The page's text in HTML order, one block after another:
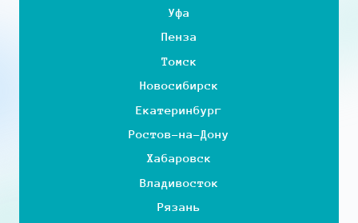
Уфа
Пенза
Томск
Новосибирск
Екатеринбург
Ростов-на-Дону
Хабаровск
Владивосток
Рязань